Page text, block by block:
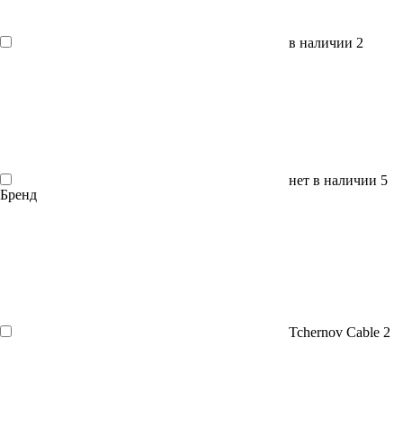
в наличии 2
нет в наличии 5
Бренд
Tchernov Cable 2